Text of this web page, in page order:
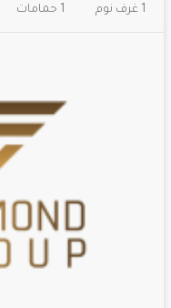
1 غرف نوم 1 حمامات